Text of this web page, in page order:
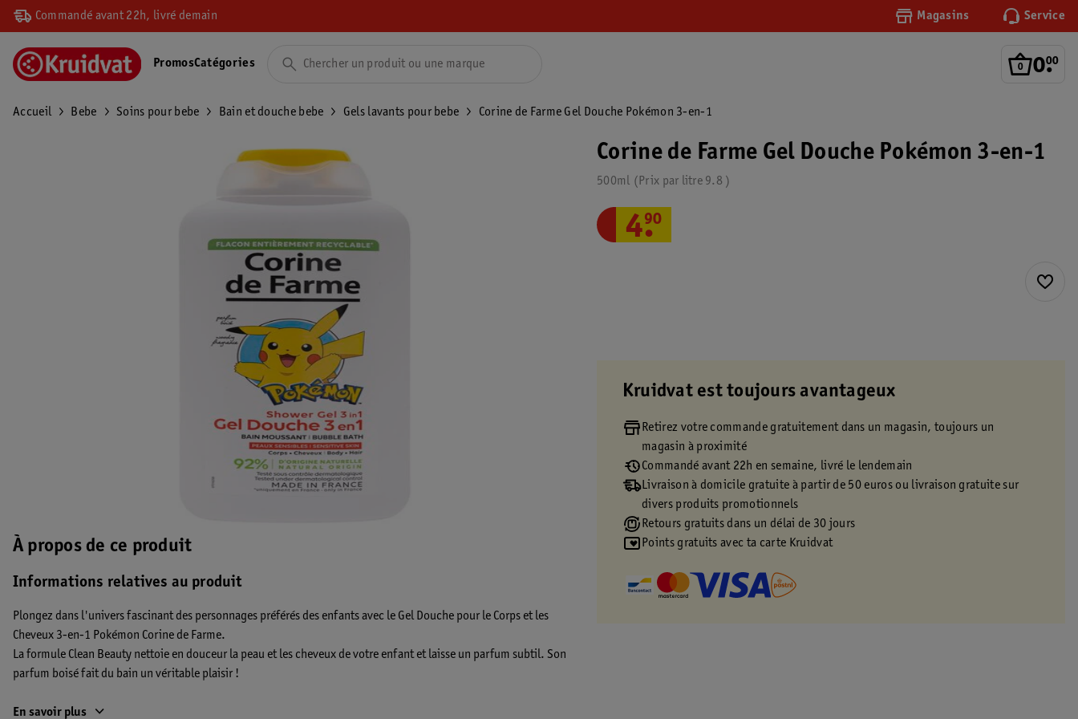
Commandé avant 22h, livré demain Magasins Service
0.
00
PromosCatégories
Accueil Bebe Soins pour bebe Bain et douche bebe Gels lavants pour bebe Corine de Farme Gel Douche Pokémon 3-en-1
À propos de ce produit
Informations relatives au produit
Plongez dans l'univers fascinant des personnages préférés des enfants avec le Gel Douche pour le Corps et les
Cheveux 3-en-1 Pokémon Corine de Farme.
La formule Clean Beauty nettoie en douceur la peau et les cheveux de votre enfant et laisse un parfum subtil. Son
parfum boisé fait du bain un véritable plaisir !
Les avantages du Gel Douche 3-en-1 Pokémon Corine de Farme :
En savoir plus
Corine de Farme Gel Douche Pokémon 3-en-1
500ml 9.8
Prix par litre
4.
90
Kruidvat est toujours avantageux
Retirez votre commande gratuitement dans un magasin, toujours un
magasin à proximité
Commandé avant 22h en semaine, livré le lendemain
Livraison à domicile gratuite à partir de 50 euros ou livraison gratuite sur
divers produits promotionnels
Retours gratuits dans un délai de 30 jours
Points gratuits avec ta carte Kruidvat